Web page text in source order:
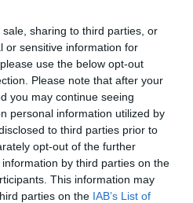
sharing to third parties, or
or sensitive information for
use the below opt-out
Please note that after your
you may continue seeing
personal information utilized by
to third parties prior to
opt-out of the further
by third parties on the
This information may
parties on the IAB’s List of
in Italia si
i 21 milioni di ettolitri